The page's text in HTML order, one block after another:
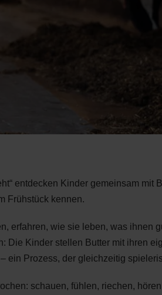
entdecken Kinder gemeinsam mit
Frühstück kennen.
erfahren, wie sie leben, was ihnen
Die Kinder stellen Butter mit ihren
ein Prozess, der gleichzeitig
schauen, fühlen, riechen,